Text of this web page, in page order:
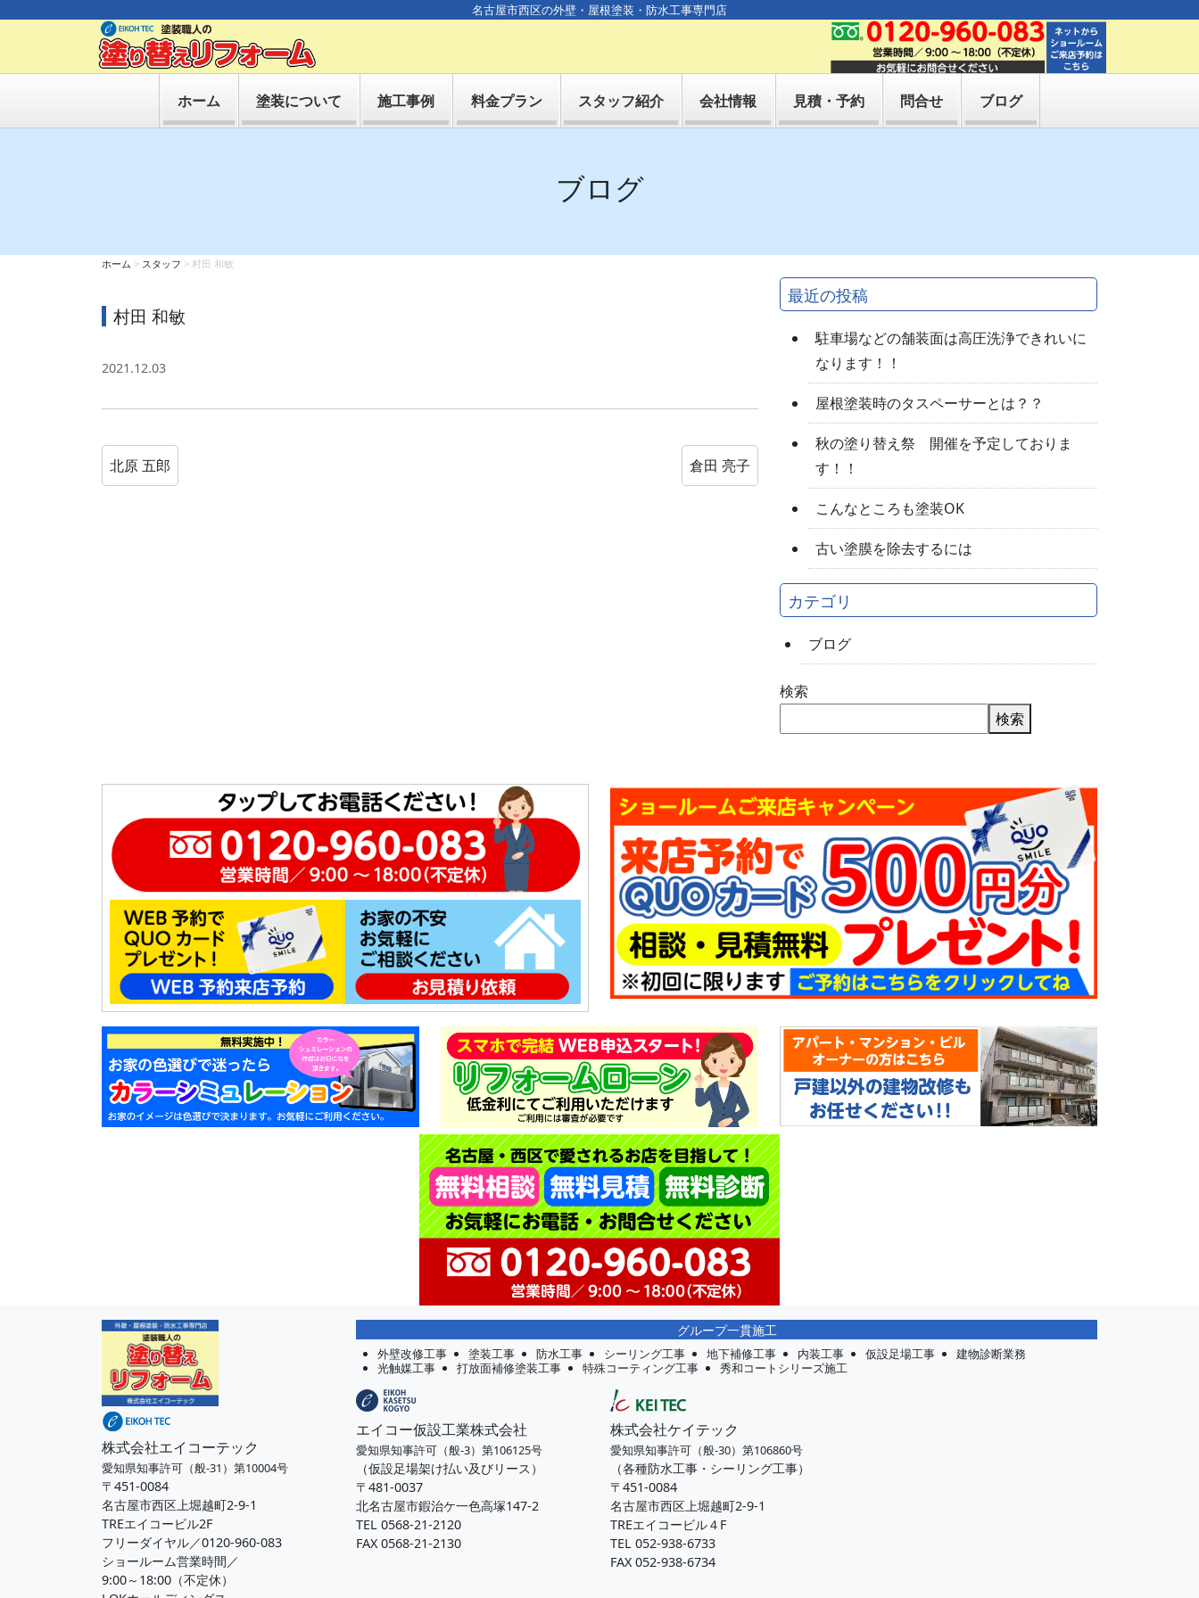
名古屋市西区の外壁・屋根塗装・防水工事専門店
ホーム 塗装について 施工事例 料金プラン スタッフ紹介 会社情報 見積・予約 問合せ ブログ
ブログ
ホーム > スタッフ > 村田 和敏
村田 和敏
2021.12.03
北原 五郎 倉田 亮子
最近の投稿
駐車場などの舗装面は高圧洗浄できれいに
なります！！
屋根塗装時のタスペーサーとは？？
秋の塗り替え祭 開催を予定しておりま
す！！
こんなところも塗装OK
古い塗膜を除去するには
カテゴリ
ブログ
検索
検索
株式会社エイコーテック
愛知県知事許可（般-31）第10004号
〒451-0084
名古屋市西区上堀越町2-9-1
TREエイコービル2F
フリーダイヤル／0120-960-083
ショールーム営業時間／
9:00～18:00（不定休）
グループ一貫施工
外壁改修工事 塗装工事 防水工事 シーリング工事 地下補修工事 内装工事 仮設足場工事
建物診断業務
光触媒工事
打放面補修塗装工事 特殊コーティング工事 秀和コートシリーズ施工
エイコー仮設工業株式会社
愛知県知事許可（般-3）第106125号
（仮設足場架け払い及びリース）
〒481-0037
北名古屋市鍜治ケ一色高塚147-2
TEL 0568-21-2120
FAX 0568-21-2130
株式会社ケイテック
愛知県知事許可（般-30）第106860号
（各種防水工事・シーリング工事）
〒451-0084
名古屋市西区上堀越町2-9-1
TREエイコービル４F
TEL 052-938-6733
FAX 052-938-6734